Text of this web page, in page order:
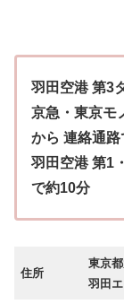
羽田空港 第3
京急・東京モ
から 連絡通路
羽田空港 第1
で約10分
住所
東京
羽田